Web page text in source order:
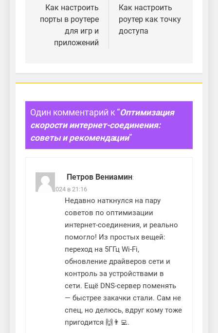
по
записям
Как настроить
порты в роутере
для игр и
приложений
Как настроить
роутер как точку
доступа
Один комментарий к “Оптимизация
скорости интернет-соединения:
советы и рекомендации”
Петров Вениамин:
05.09.2024 в 21:16
Недавно наткнулся на пару
советов по оптимизации
интернет-соединения, и реально
помогло! Из простых вещей:
переход на 5ГГц Wi-Fi,
обновление драйверов сети и
контроль за устройствами в
сети. Ещё DNS-сервер поменять
— быстрее закачки стали. Сам не
спец, но делюсь, вдруг кому тоже
пригодится 🙌👨‍💻.